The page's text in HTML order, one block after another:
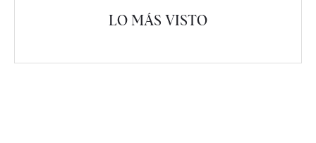
LO MÁS VISTO